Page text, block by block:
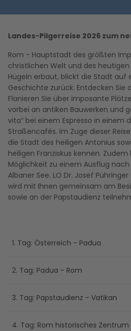
Landes-Pilgerreise 2026 zum
Rom - Hauptstadt des größten
christlichen Welt und des heutigen
Hügeln erbaut, blickt die Stadt auf
Geschichte zurück. Entdecken Sie
Flanieren Sie über imposante
vorbei an antiken Bauwerken und
vita“ bei einem Espresso in einem
Straßencafés. Im Zuge dieser
die Stadt des heiligen Antonius
heiligen Franziskus kennen. Zudem
Möglichkeit zu einem Ausflug
Albaner See. LO Dr. Josef
wird mit Ihnen gemeinsam am
sowie an der Papstaudienz
1. Tag: Österreich - Padua
2. Tag: Padua - Rom
3. Tag: Papstaudienz - Vatikan
4. Tag: Rom historisches